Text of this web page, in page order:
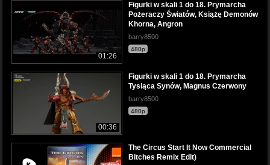
01:26
Figurki w skali 1 do 18. Prymarcha
Pożeraczy Światów, Książę Demonów
Khorna, Angron
barry8500
480p
00:36
Figurki w skali 1 do 18. Prymarcha
Tysiąca Synów, Magnus Czerwony
barry8500
480p
The Circus Start It Now Commercial
Bitches Remix Edit)